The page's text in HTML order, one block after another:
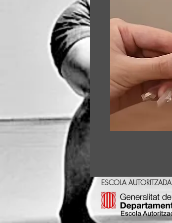
ESCOLA AUTORITZADA